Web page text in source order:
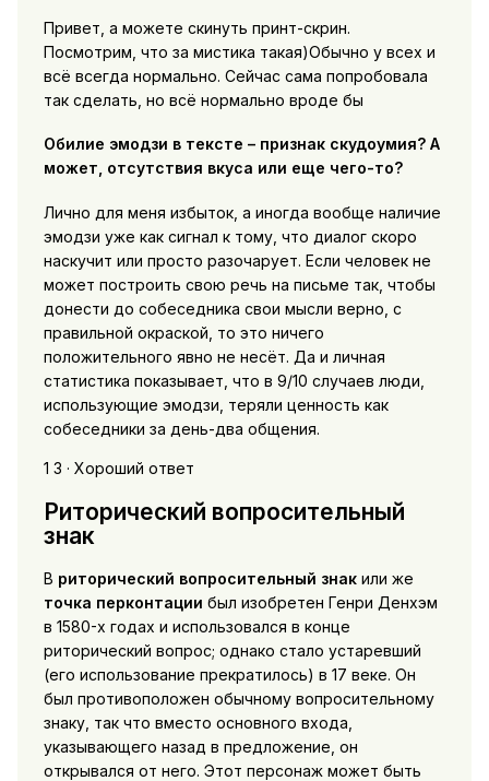
Привет, а можете скинуть принт-скрин.
Посмотрим, что за мистика такая)Обычно у всех и
всё всегда нормально. Сейчас сама попробовала
так сделать, но всё нормально вроде бы
Обилие эмодзи в тексте – признак скудоумия? А
может, отсутствия вкуса или еще чего-то?
Лично для меня избыток, а иногда вообще наличие
эмодзи уже как сигнал к тому, что диалог скоро
наскучит или просто разочарует. Если человек не
может построить свою речь на письме так, чтобы
донести до собеседника свои мысли верно, с
правильной окраской, то это ничего
положительного явно не несёт. Да и личная
статистика показывает, что в 9/10 случаев люди,
использующие эмодзи, теряли ценность как
собеседники за день-два общения.
1 3 · Хороший ответ
Риторический вопросительный
знак
В риторический вопросительный знакили же
точка перконтации был изобретен Генри Денхэм
в 1580-х годах и использовался в конце
риторический вопрос; однако стало устаревший
(его использование прекратилось) в 17 веке. Он
был противоположен обычному вопросительному
знаку, так что вместо основного входа,
указывающего назад в предложение, он
открывался от него. Этот персонаж может быть